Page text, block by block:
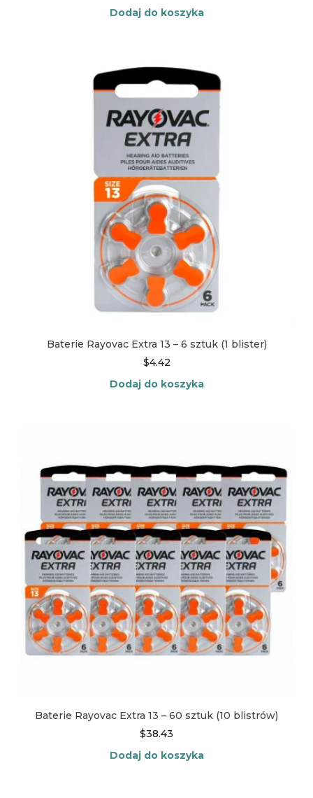
Dodaj do koszyka
Baterie Rayovac Extra 13 – 6 sztuk (1 blister)
$4.42
Dodaj do koszyka
Baterie Rayovac Extra 13 – 60 sztuk (10 blistrów)
$38.43
Dodaj do koszyka